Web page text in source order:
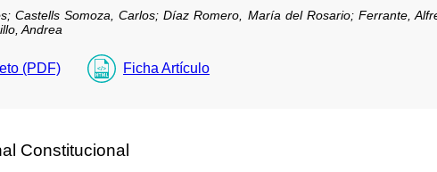
Castells Somoza, Carlos;Díaz Romero, María del Rosario; Ferrante,
Andrea
(PDF) Ficha Artículo
Constitucional